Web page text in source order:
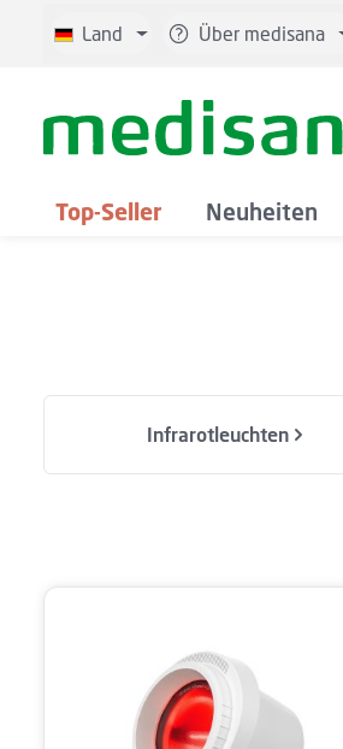
Hauptinhalt springen
Zur Suche springen
Zur Hauptnavigation springen
Land Über medisana
Top-Seller Neuheiten
Kategoriegalerie überspringen
Infrarotleuchten